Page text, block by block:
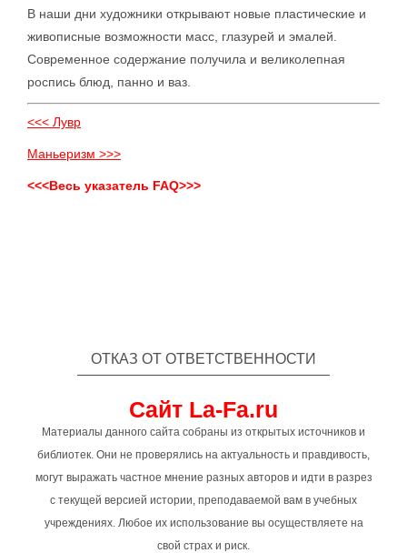
В наши дни художники открывают новые пластические и
живописные возможности масс, глазурей и эмалей.
Современное содержание получила и великолепная
роспись блюд, панно и ваз.
<<< Лувр
Маньеризм >>>
<<<Весь указатель FAQ>>>
ОТКАЗ ОТ ОТВЕТСТВЕННОСТИ
Сайт La-Fa.ru
Материалы данного сайта собраны из открытых источников и
библиотек. Они не проверялись на актуальность и правдивость,
могут выражать частное мнение разных авторов и идти в разрез
с текущей версией истории, преподаваемой вам в учебных
учреждениях. Любое их использование вы осуществляете на
свой страх и риск.